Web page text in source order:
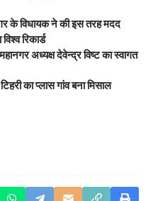
के विधायक ने की इस तरह मदद
रिकार्ड
अध्यक्ष देवेन्द्र विष्ट का स्वागत
का प्लास गांव बना मिसाल